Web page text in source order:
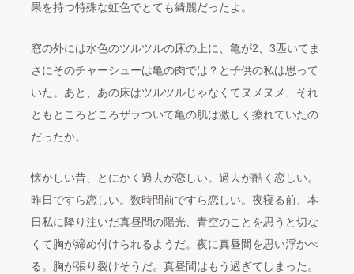
果を持つ特殊な虹色でとても綺麗だったよ。
窓の外には水色のツルツルの床の上に、亀が2、3匹いてま
さにそのチャーシューは亀の肉では？と子供の私は思って
いた。あと、あの床はツルツルじゃなくてヌメヌメ、それ
ともところどころザラついて亀の肌は激しく擦れていたの
だったか。
懐かしい昔、とにかく過去が恋しい。過去が酷く恋しい。
昨日ですら恋しい。数時間前ですら恋しい。夜寝る前、本
日私に降り注いだ真昼間の陽光、青空のことを思うと切な
くて胸が締め付けられるようだ。夜に真昼間を思い浮かべ
る。胸が張り裂けそうだ。真昼間はもう過ぎてしまった。